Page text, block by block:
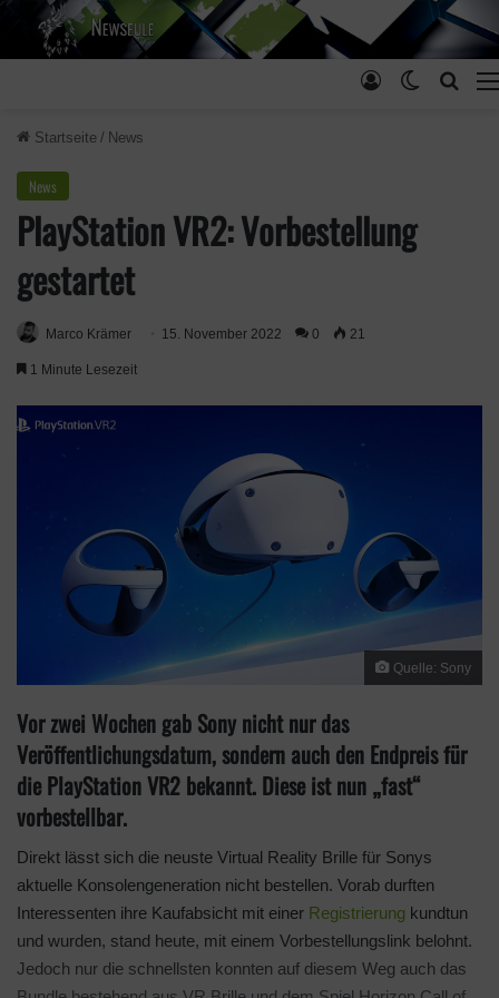
Skin
Anmelden
Startseite / News
News
PlayStation VR2: Vorbestellung
gestartet
Marco Krämer 15. November 2022 0 21
1 Minute Lesezeit
Quelle: Sony
Vor zwei Wochen gab Sony nicht nur das
Veröffentlichungsdatum, sondern auch den Endpreis für
die PlayStation VR2 bekannt. Diese ist nun „fast“
vorbestellbar.
Direkt lässt sich die neuste Virtual Reality Brille für Sonys
aktuelle Konsolengeneration nicht bestellen. Vorab durften
Interessenten ihre Kaufabsicht mit einer Registrierung kundtun
und wurden, stand heute, mit einem Vorbestellungslink belohnt.
Jedoch nur die schnellsten konnten auf diesem Weg auch das